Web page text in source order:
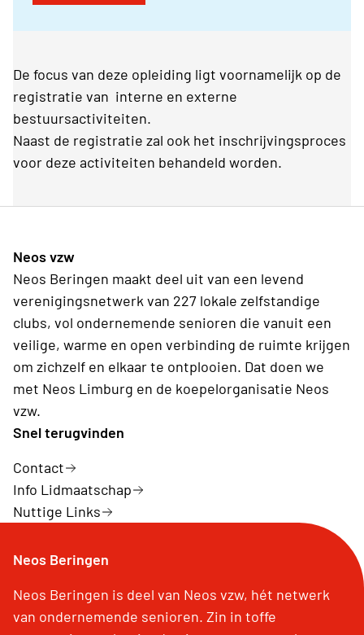
De focus van deze opleiding ligt voornamelijk op de
registratie van interne en externe
bestuursactiviteiten.
Naast de registratie zal ook het inschrijvingsproces
voor deze activiteiten behandeld worden.
Neos vzw
Neos Beringen maakt deel uit van een levend
verenigingsnetwerk van 227 lokale zelfstandige
clubs, vol ondernemende senioren die vanuit een
veilige, warme en open verbinding de ruimte krijgen
om zichzelf en elkaar te ontplooien. Dat doen we
met Neos Limburg en de koepelorganisatie Neos
vzw.
Snel terugvinden
Contact
Info Lidmaatschap
Nuttige Links
Neos Beringen
Neos Beringen is deel van Neos vzw, hét netwerk
van ondernemende senioren. Zin in toffe